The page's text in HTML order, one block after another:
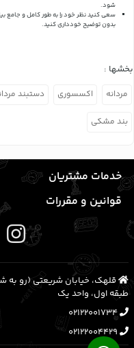
شود.
سعی کنید نظر خود را به طور کامل و جامع
بدون توضیح خودداری کنید.
بخشها :
مردانه اکسسوری دستبند
بند مشکی
خدمات مشتریان
قوانین و مقررات
طبقه اول، واحد یک
02122001734
02122004429